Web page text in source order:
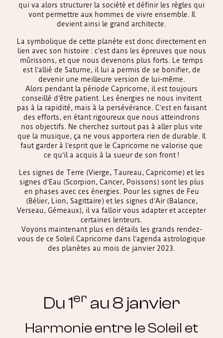
qui va alors structurer la société et définir les règles qui
vont permettre aux hommes de vivre ensemble. Il
devient ainsi le grand architecte.
La symbolique de cette planète est donc directement en
lien avec son histoire : c’est dans les épreuves que nous
mûrissons, et que nous devenons plus forts. Le temps
est l’allié de Saturne, il lui a permis de se bonifier, de
devenir une meilleure version de lui-même.
Alors pendant la période Capricorne, il est toujours
conseillé d’être patient. Les énergies ne nous invitent
pas à la rapidité, mais à la persévérance. C’est en faisant
des efforts, en étant rigoureux que nous atteindrons
nos objectifs. Ne cherchez surtout pas à aller plus vite
que la musique, ça ne vous apportera rien de durable. Il
faut garder à l’esprit que le Capricorne ne valorise que
ce qu’il a acquis à la sueur de son front !
Les signes de Terre (Vierge, Taureau, Capricorne) et les
signes d’Eau (Scorpion, Cancer, Poissons) sont les plus
en phases avec ces énergies. Pour les signes de Feu
(Bélier, Lion, Sagittaire) et les signes d’Air (Balance,
Verseau, Gémeaux), il va falloir vous adapter et accepter
certaines lenteurs.
Voyons maintenant plus en détails les grands rendez-
vous de ce Soleil Capricorne dans l’agenda astrologique
des planètes au mois de janvier 2023.
Du 1er au 8 janvier
Harmonie entre le Soleil et